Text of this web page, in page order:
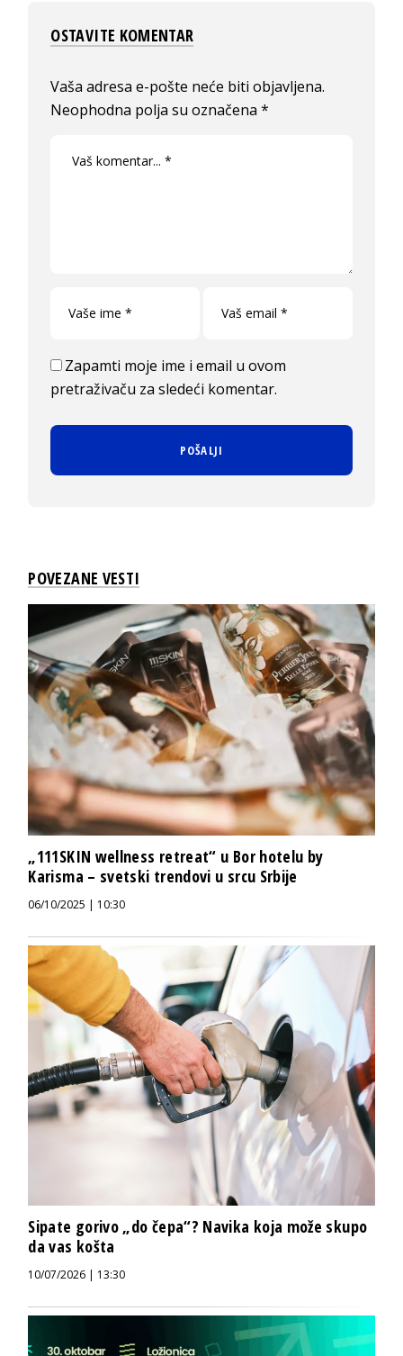
OSTAVITE KOMENTAR
Vaša adresa e-pošte neće biti objavljena.
Neophodna polja su označena*
Zapamti moje ime i email u ovom
pretraživaču za sledeći komentar.
POVEZANE VESTI
„111SKIN wellness retreat“ u Bor hotelu by
Karisma – svetski trendovi u srcu Srbije
06/10/2025 | 10:30
Sipate gorivo „do čepa“? Navika koja može skupo
da vas košta
10/07/2026 | 13:30